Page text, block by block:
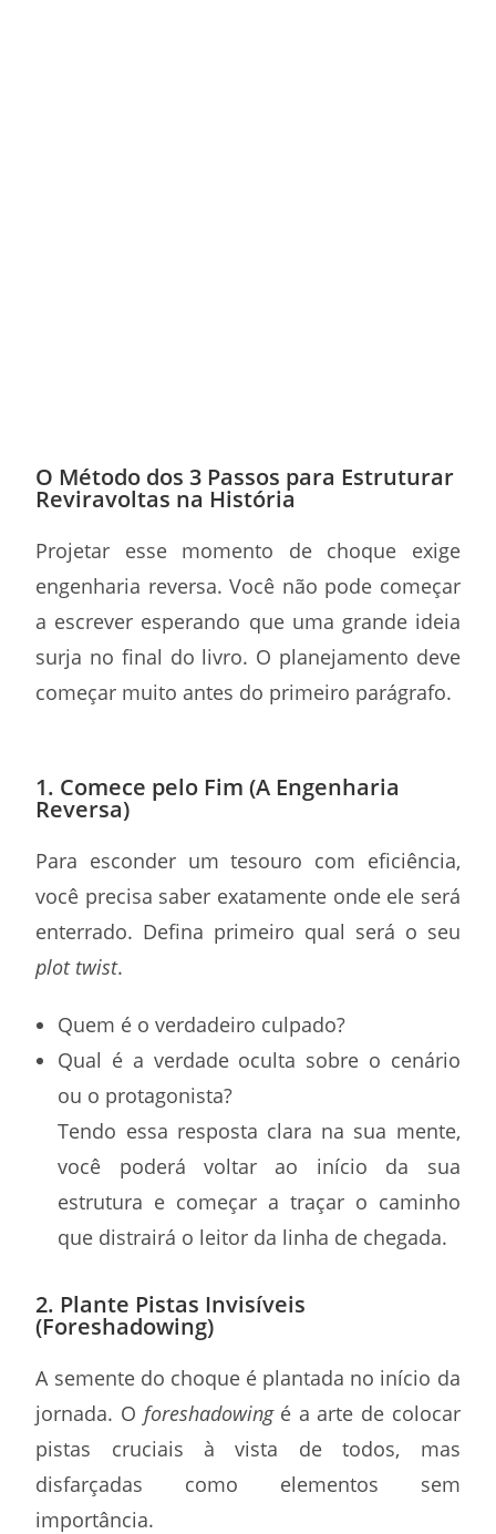
O Método dos 3 Passos para Estruturar
Reviravoltas na História
Projetar esse momento de choque exige
engenharia reversa. Você não pode começar
a escrever esperando que uma grande ideia
surja no final do livro. O planejamento deve
começar muito antes do primeiro parágrafo.
1. Comece pelo Fim (A Engenharia
Reversa)
Para esconder um tesouro com eficiência,
você precisa saber exatamente onde ele será
enterrado. Defina primeiro qual será o seu
plot twist.
Quem é o verdadeiro culpado?
Qual é a verdade oculta sobre o cenário
ou o protagonista?
Tendo essa resposta clara na sua mente,
você poderá voltar ao início da sua
estrutura e começar a traçar o caminho
que distrairá o leitor da linha de chegada.
2. Plante Pistas Invisíveis
(Foreshadowing)
A semente do choque é plantada no início da
jornada. O foreshadowingé a arte de colocar
pistas cruciais à vista de todos, mas
disfarçadas como elementos sem
importância.